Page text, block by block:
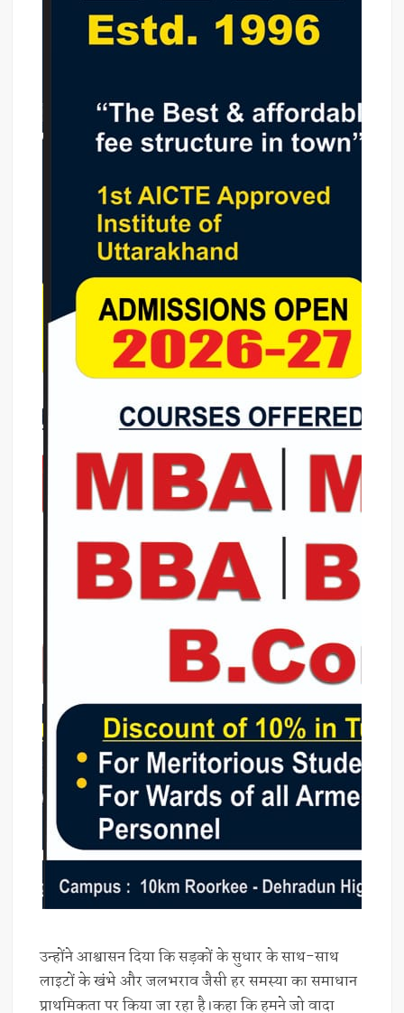
उन्होंने आश्वासन दिया कि सड़कों के सुधार के साथ-साथ
लाइटों के खंभे और जलभराव जैसी हर समस्या का समाधान
प्राथमिकता पर किया जा रहा है।कहा कि हमने जो वादा